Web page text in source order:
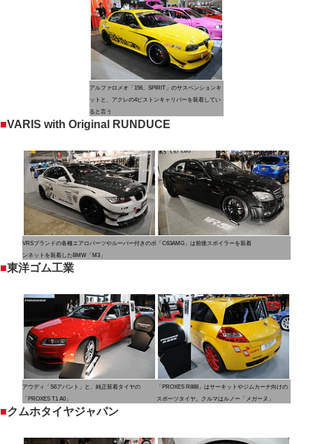
アルファロメオ「156、SPIRIT」のサスペンションキ
ットと、アクレの4ピストンキャリパーを装着してい
ると言う
■VARIS with Original RUNDUCE
VRSブランドの各種エアロパーツやルーバー付きのボ
ンネットを装着したBMW「M3」
「C63AMG」は前後スポイラーを装着
■東洋ゴム工業
アウディ「S6アバント」と、純正装着タイヤの
「PROXES T1 A0」
「PROXES R888」はサーキットやジムカーナ向けの
スポーツタイヤ。クルマはルノー「メガーヌ」
■クムホタイヤジャパン